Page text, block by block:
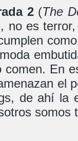
2(The
no es
comen. En
el
de ahí la
somos